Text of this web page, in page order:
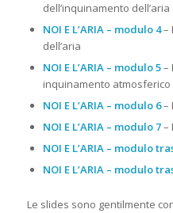
dell’inquinamento dell’aria
NOI E L’ARIA – modulo 4–
dell’aria
NOI E L’ARIA – modulo 5–
inquinamento atmosferico
NOI E L’ARIA – modulo 6–
NOI E L’ARIA – modulo 7–
NOI E L’ARIA – modulo
NOI E L’ARIA – modulo
Le slides sono gentilmente